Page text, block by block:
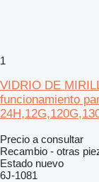
1
VIDRIO DE
funcionamiento
Precio a consultar
Recambio - otras
Estado nuevo
6J-1081